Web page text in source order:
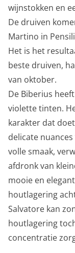
wijnstokken en
De druiven
Martino in
Het is het
beste druiven,
van oktober.
De Biberius
violette tinten.
karakter dat
delicate
volle smaak,
afdronk van
mooie en
houtlagering
Salvatore kan
houtlagering
concentratie